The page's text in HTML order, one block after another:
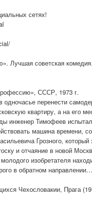
сетях!
Лучшая советская
СССР, 1973 г.
перенести
квартиру, а на его
инженер Тимофеев
машина времени,
Грозного, который
и отчаяние в новой
изобретателя
в обратном направлении…
Чехословакии, Прага